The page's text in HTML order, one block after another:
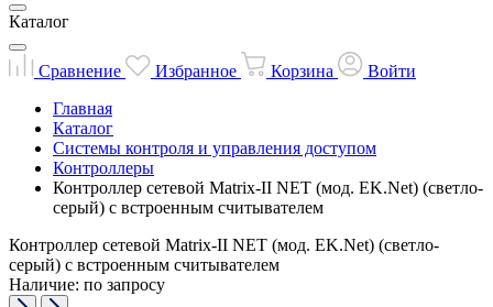
Каталог
Сравнение Избранное Корзина
Войти
Главная
Каталог
Системы контроля и управления доступом
Контроллеры
Контроллер сетевой Matrix-II NET (мод. EK.Net) (светло-
серый) с встроенным считывателем
Контроллер сетевой Matrix-II NET (мод. EK.Net) (светло-
серый) с встроенным считывателем
Наличие: по запросу